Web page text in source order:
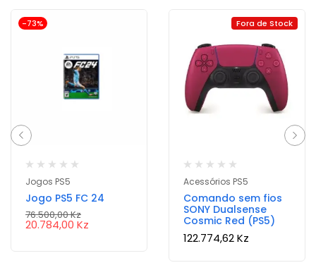
-73%
Jogos PS5
Jogo PS5 FC 24
76.500,00Kz
20.784,00 Kz
Fora de Stock
Acessórios PS5
Comando sem fios
SONY Dualsense
Cosmic Red (PS5)
122.774,62Kz